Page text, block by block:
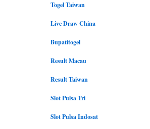
Togel Taiwan
Live Draw China
Bupatitogel
Result Macau
Result Taiwan
Slot Pulsa Tri
Slot Pulsa Indosat